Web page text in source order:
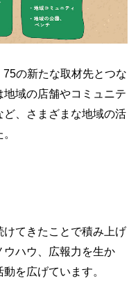
の新たな取材先とつな
域の店舗やコミュニテ
ど、さまざまな地域の活
てきたことで積み上げ
ハウ、広報力を生か
を広げています。